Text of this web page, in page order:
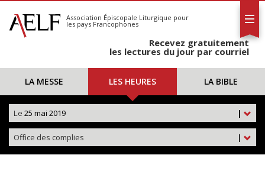
S'abonner
Calendrier
Association Épiscopale Liturgique pour
les pays Francophones
Recevez gratuitement
les lectures du jour par courriel
LA MESSE LES HEURES LA BIBLE
|
Le 25 mai 2019
|
Office des complies